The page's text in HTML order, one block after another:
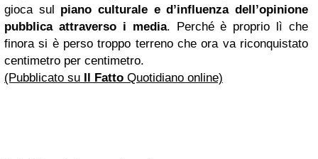
gioca sul piano culturale e d’influenza dell’opinione
pubblica attraverso i media. Perché è proprio lì che
finora si è perso troppo terreno che ora va riconquistato
centimetro per centimetro.
(Pubblicato su Il Fatto Quotidiano online)